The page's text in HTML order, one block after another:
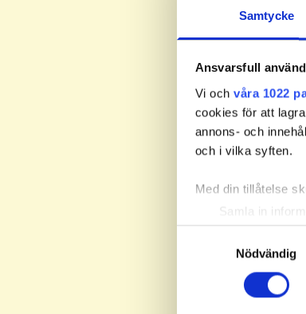
Samtycke
Ansvarsfull
Vi och våra 1022
cookies för att
annons- och
och i vilka syften.
Med din tillåtelse
Samla in
Identifiera din
Ta reda på mer
eller dra tillbaka
Nödvändig